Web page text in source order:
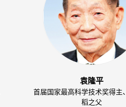
袁隆平
首届国家最高科学技术奖得主
稻之父